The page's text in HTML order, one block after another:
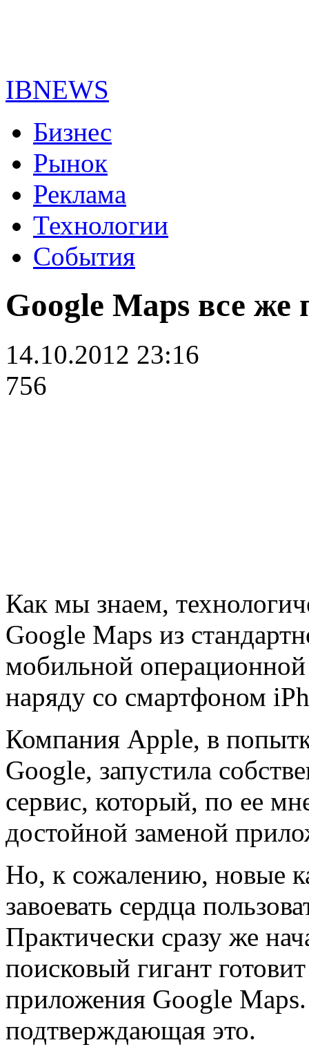
IBNEWS
Бизнес
Рынок
Реклама
Технологии
События
Google Maps все же
14.10.2012 23:16
756
Как мы знаем,
Google Maps из
мобильной
наряду со смартфоном
Компания Apple, в
Google, запустила
сервис, который, по ее
достойной заменой
Но, к сожалению, новые
завоевать сердца
Практически сразу же
поисковый гигант
приложения Google
подтверждающая это.